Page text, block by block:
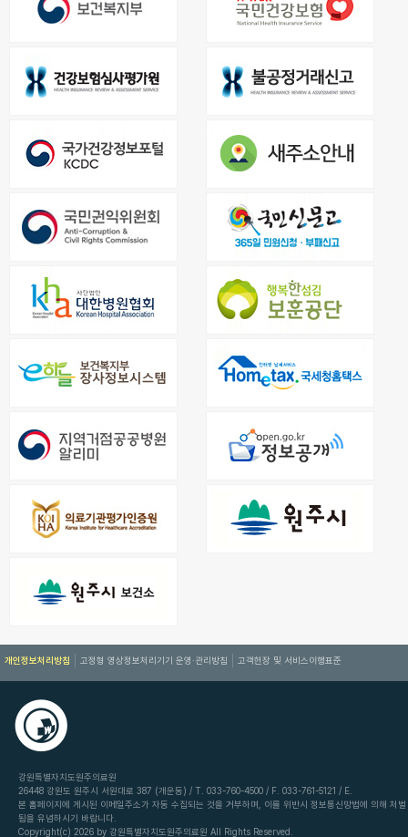
개인정보처리방침 고정형 영상정보처리기기 운영·관리방침 고객헌장 및 서비스이행표준
강원특별자치도원주의료원
26448 강원도 원주시 서원대로 387 (개운동) / T. 033-760-4500 / F. 033-761-5121 / E.
본 홈페이지에 게시된 이메일주소가 자동 수집되는 것을 거부하며, 이를 위반시 정보통신망법에 의해 처벌
됨을 유념하시기 바랍니다.
Copyright(c) 2026 by 강원특별자치도원주의료원 All Rights Reserved.